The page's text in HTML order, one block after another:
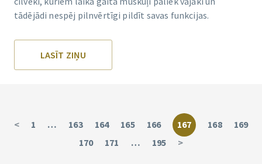
tādējādi nespēj pilnvērtīgi pildīt savas funkcijas.
LASĪT ZIŅU
< 1 … 163 164 165 166 167 168
169
170
171 … 195 >